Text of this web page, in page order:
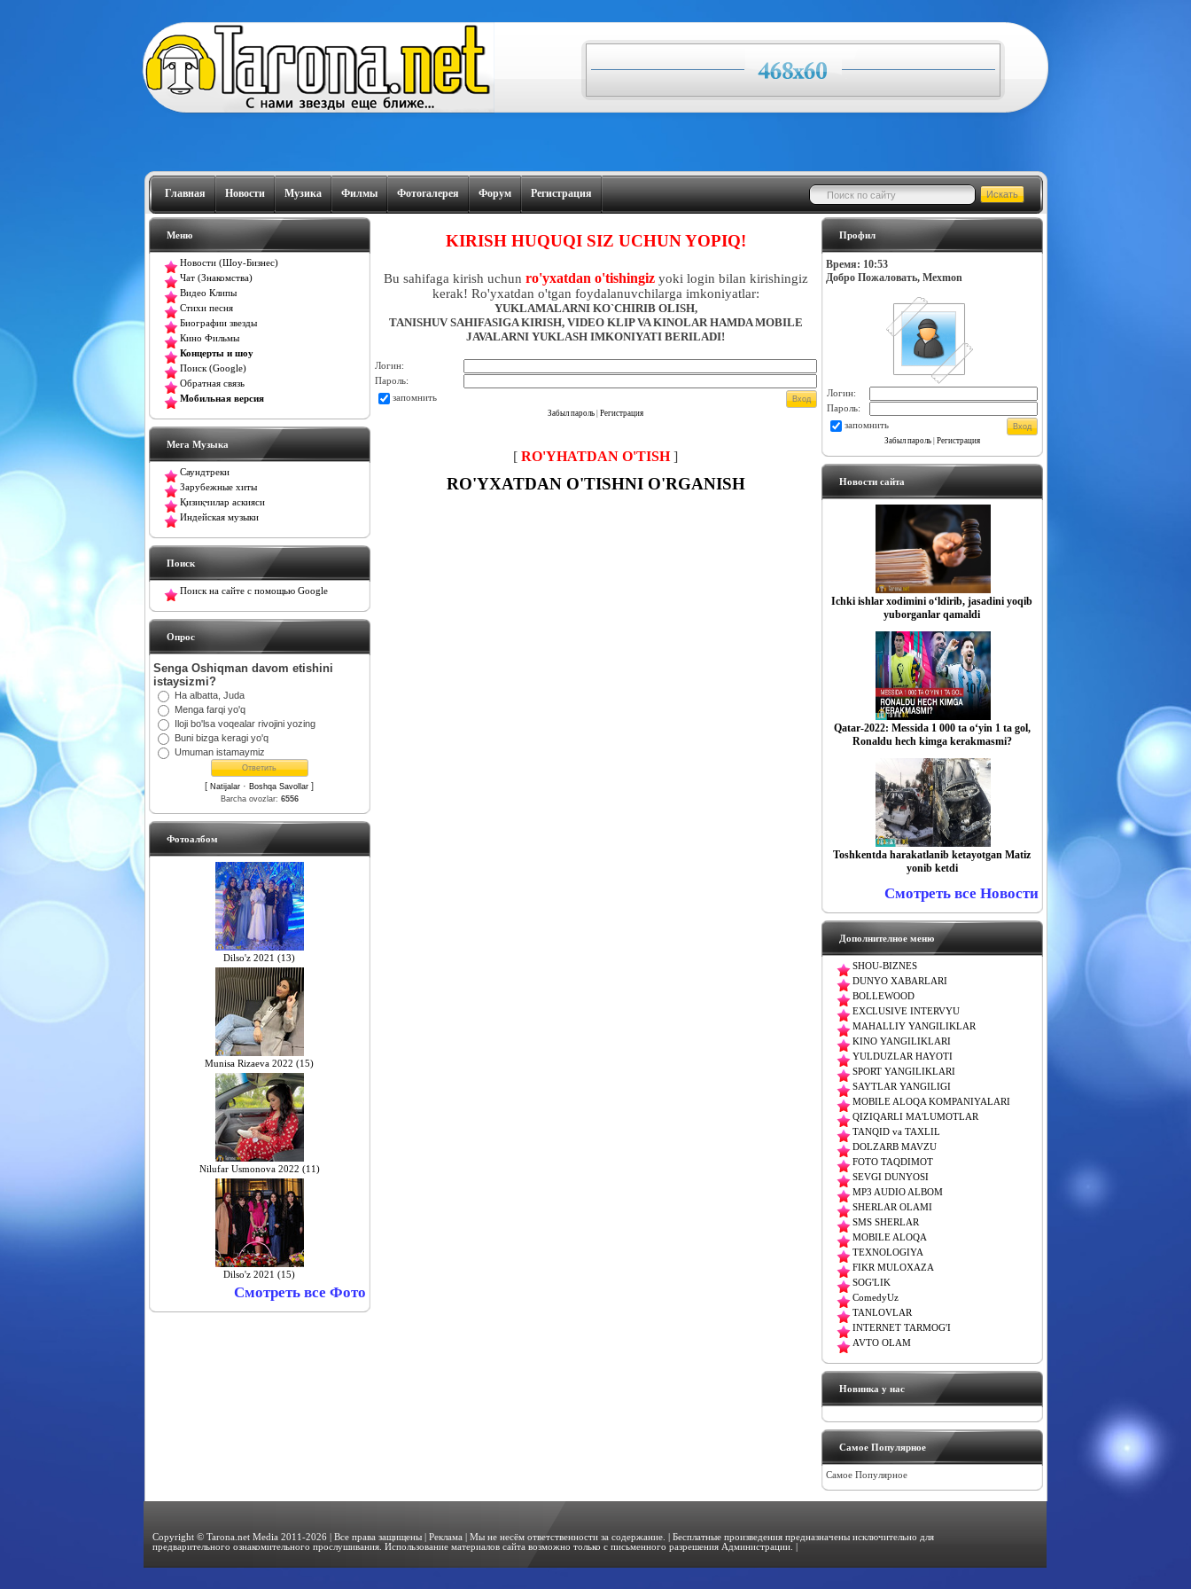
Главная Новости Музика Филмы Фотогалерея Форум Регистрация
Меню
Новости (Шоу-Бизнес)
Чат (Знакомства)
Видео Клипы
Стихи песня
Биографии звезды
Кино Фильмы
Концерты и шоу
Поиск (Google)
Обратная связь
Мобильная версия
Мега Музыка
Саундтреки
Зарубежные хиты
Қизиқчилар аскияси
Индейская музыки
Поиск
Поиск на сайте с помощью Google
Oпрос
Senga Oshiqman davom etishini
istaysizmi?
Ha albatta, Juda
Menga farqi yo'q
Iloji bo'lsa voqealar rivojini yozing
Buni bizga keragi yo'q
Umuman istamaymiz
[ Natijalar · Boshqa Savollar ]
Barcha ovozlar: 6556
Фотоалбом
Dilso'z 2021 (13)
Munisa Rizaeva 2022 (15)
Nilufar Usmonova 2022 (11)
Dilso'z 2021 (15)
Смотреть все Фото
KIRISH HUQUQI SIZ UCHUN YOPIQ!
Bu sahifaga kirish uchun ro'yxatdan o'tishingizyoki login bilan kirishingiz
kerak! Ro'yxatdan o'tgan foydalanuvchilarga imkoniyatlar:
YUKLAMALARNI KO`CHIRIB OLISH,
TANISHUV SAHIFASIGA KIRISH, VIDEO KLIP VA KINOLAR HAMDA MOBILE
JAVALARNI YUKLASH IMKONIYATI BERILADI!
Логин:
Пароль:
запомнить
Забыл пароль Регистрация
[ RO'YHATDAN O'TISH]
RO'YXATDAN O'TISHNI O'RGANISH
Профил
Время: 10:53
Добро Пожаловать, Mexmon
Логин:
Пароль:
запомнить
Забыл пароль| Регистрация
Новости сайта
Ichki ishlar xodimini o‘ldirib, jasadini yoqib
yuborganlar qamaldi
Qatar-2022: Messida 1 000 ta o‘yin 1 ta gol,
Ronaldu hech kimga kerakmasmi?
Toshkentda harakatlanib ketayotgan Matiz
yonib ketdi
Смотреть все Новости
Дополнителное меню
SHOU-BIZNES
DUNYO XABARLARI
BOLLEWOOD
EXCLUSIVE INTERVYU
MAHALLIY YANGILIKLAR
KINO YANGILIKLARI
YULDUZLAR HAYOTI
SPORT YANGILIKLARI
SAYTLAR YANGILIGI
MOBILE ALOQA KOMPANIYALARI
QIZIQARLI MA'LUMOTLAR
TANQID va TAXLIL
DOLZARB MAVZU
FOTO TAQDIMOT
SEVGI DUNYOSI
MP3 AUDIO ALBOM
SHERLAR OLAMI
SMS SHERLAR
MOBILE ALOQA
TEXNOLOGIYA
FIKR MULOXAZA
SOG'LIK
ComedyUz
TANLOVLAR
INTERNET TARMOG'I
AVTO OLAM
Новинка у нас
Самое Популярное
Самое Популярное
Copyright © Tarona.net Media 2011-2026 | Все права защищены |Реклама
| Мы не несём ответственности за содержание. | Бесплатные произведения предназначены исключительно для
предварительного ознакомительного прослушивания. Использование материалов сайта возможно только с письменного разрешения Администрации. |